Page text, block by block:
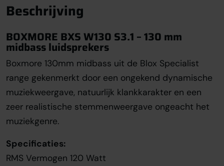
Beschrijving
BOXMORE BXS W130 S3.1 – 130 mm
midbass luidsprekers
Boxmore 130mm midbass uit de Blox Specialist
range gekenmerkt door een ongekend dynamische
muziekweergave, natuurlijk klankkarakter en een
zeer realistische stemmenweergave ongeacht het
muziekgenre.
Specificaties:
RMS Vermogen 120 Watt